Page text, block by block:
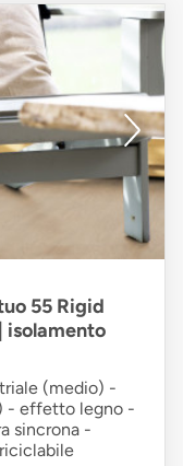
55 Rigid
isolamento
(medio) -
- effetto legno -
sincrona -